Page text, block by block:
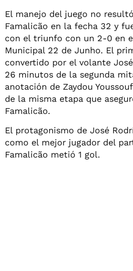
El manejo del juego no
Famalicão en la fecha 32 y
con el triunfo con un 2-0 en
Municipal 22 de Junho. El
convertido por el volante
26 minutos de la segunda
anotación de Zaydou
de la misma etapa que
Famalicão.
El protagonismo de José
como el mejor jugador del
Famalicão metió 1 gol.